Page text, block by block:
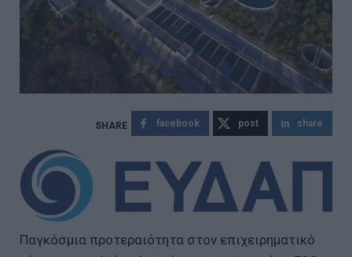
facebook post share
Παγκόσμια προτεραιότητα στον επιχειρηματικό